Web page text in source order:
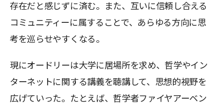
存在だと感じずに済む。また、互いに信頼し合える
コミュニティーに属することで、あらゆる方向に思
考を巡らせやすくなる。
現にオードリーは大学に居場所を求め、哲学やイン
ターネットに関する講義を聴講して、思想的視野を
広げていった。たとえば、哲学者ファイヤアーベン